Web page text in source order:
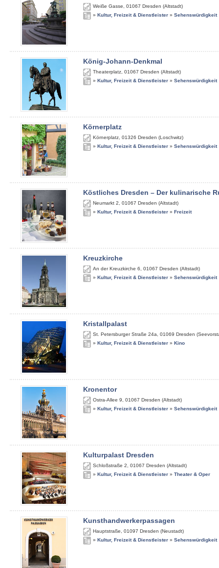
Weiße Gasse 01067 Dresden (Altstadt)
» Kultur, Freizeit & Dienstleister » Sehenswürdigkeit
König-Johann-Denkmal
Theaterplatz 01067 Dresden (Altstadt)
» Kultur, Freizeit & Dienstleister » Sehenswürdigkeit
Körnerplatz
Körnerplatz 01326 Dresden (Loschwitz)
» Kultur, Freizeit & Dienstleister » Sehenswürdigkeit
Köstliches Dresden – Der kulinarische
Neumarkt 2 01067 Dresden (Altstadt)
» Kultur, Freizeit & Dienstleister » Freizeit
Kreuzkirche
An der Kreuzkirche 6 01067 Dresden (Altstadt)
» Kultur, Freizeit & Dienstleister » Sehenswürdigkeit
Kristallpalast
St. Petersburger Straße 24a 01069 Dresden
» Kultur, Freizeit & Dienstleister » Kino
Kronentor
Ostra-Allee 9 01067 Dresden (Altstadt)
» Kultur, Freizeit & Dienstleister » Sehenswürdigkeit
Kulturpalast Dresden
Schloßstraße 2 01067 Dresden (Altstadt)
» Kultur, Freizeit & Dienstleister » Theater & Oper
Kunsthandwerkerpassagen
Hauptstraße 01097 Dresden (Neustadt)
» Kultur, Freizeit & Dienstleister » Sehenswürdigkeit